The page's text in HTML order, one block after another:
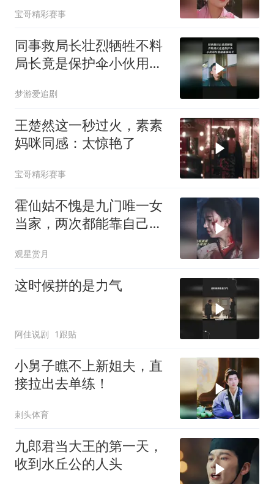
宝哥精彩赛事
同事救局长壮烈牺牲不料
局长竟是保护伞小伙用垃
梦游爱追剧
王楚然这一秒过火，素素
妈咪同感：太惊艳了
宝哥精彩赛事
霍仙姑不愧是九门唯一女
当家，两次都能靠自己逆
观星赏月
这时候拼的是力气
阿佳说剧 1跟贴
小舅子瞧不上新姐夫，直
接拉出去单练！
刺头体育
九郎君当大王的第一天，
收到水丘公的人头